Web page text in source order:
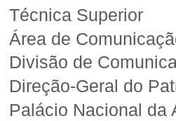
Técnica Superior
Área de Comunica
Divisão de
Direção-Geral do
Palácio Nacional da